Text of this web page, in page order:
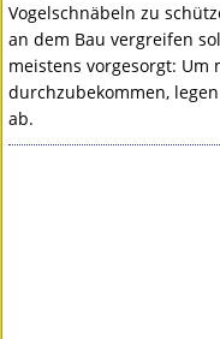
Vogelschnäbeln zu
an dem Bau vergreifen
meistens vorgesorgt: Um
durchzubekommen,
ab.